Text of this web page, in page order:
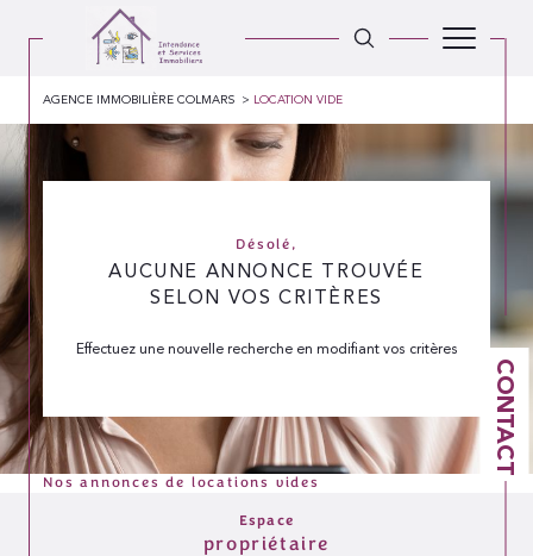
CONTACT
AGENCE IMMOBILIÈRE COLMARS LOCATION VIDE
Désolé,
AUCUNE ANNONCE TROUVÉE
SELON VOS CRITÈRES
Effectuez une nouvelle recherche en modifiant vos critères
Nos annonces de locations vides
Espace
propriétaire